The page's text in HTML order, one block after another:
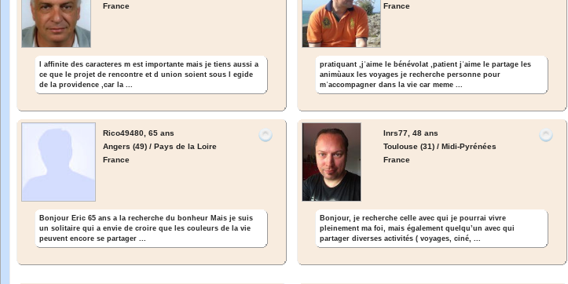
France
l affinite des caracteres m est importante mais je tiens aussi a
ce que le projet de rencontre et d union soient sous l egide
de la providence ,car la ...
France
pratiquant ,jʾaime le bénévolat ,patient jʾaime le partage les
animùaux les voyages je recherche personne pour
mʾaccompagner dans la vie car meme ...
Rico49480, 65 ans
Angers (49) / Pays de la Loire
France
Bonjour Eric 65 ans a la recherche du bonheur Mais je suis
un solitaire qui a envie de croire que les couleurs de la vie
peuvent encore se partager ...
Inrs77, 48 ans
Toulouse (31) / Midi-Pyrénées
France
Bonjour, je recherche celle avec qui je pourrai vivre
pleinement ma foi, mais également quelqu’un avec qui
partager diverses activités ( voyages, ciné, ...